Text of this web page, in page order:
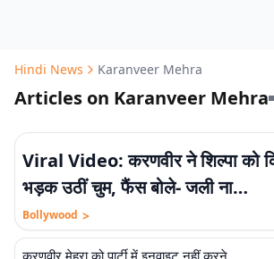
Hindi News Karanveer Mehra
Articles on Karanveer Mehra
Viral Video: करणवीर ने शिल्पा को
भड़क उठीं चुम, फैंस बोले- जली ना…
Bollywood >
करणवीर मेहरा को पार्टी में इनवाइट नहीं करने